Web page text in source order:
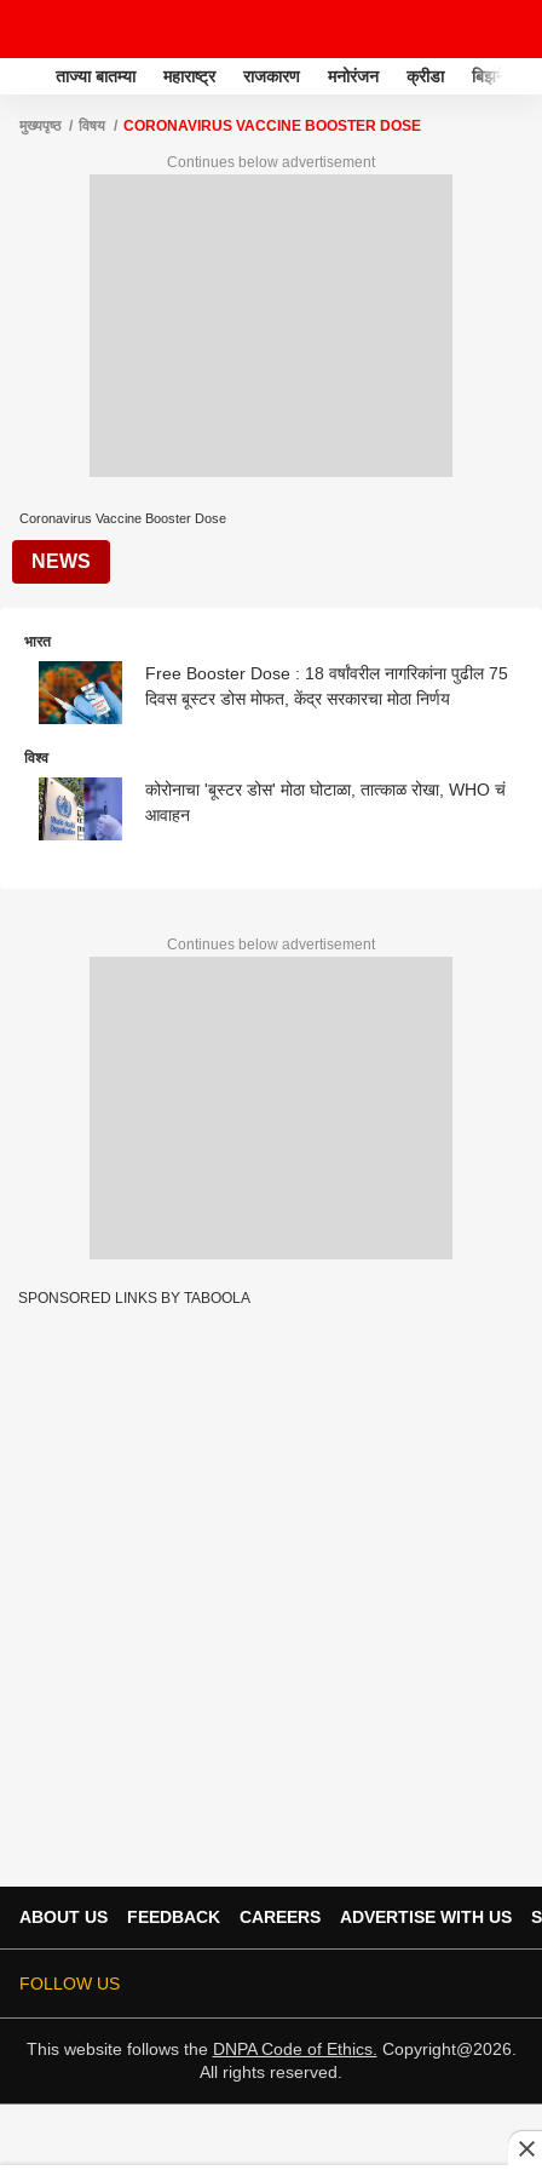
ताज्या बातम्या महाराष्ट्र राजकारण मनोरंजन क्रीडा बिझनेस
मुख्यपृष्ठ विषय CORONAVIRUS VACCINE BOOSTER DOSE
Continues below advertisement
Coronavirus Vaccine Booster Dose
NEWS
भारत
Free Booster Dose : 18 वर्षांवरील नागरिकांना पुढील 75
दिवस बूस्टर डोस मोफत, केंद्र सरकारचा मोठा निर्णय
विश्व
कोरोनाचा 'बूस्टर डोस' मोठा घोटाळा, तात्काळ रोखा, WHO चं
आवाहन
Continues below advertisement
SPONSORED LINKS BY TABOOLA
ABOUT US FEEDBACK CAREERS ADVERTISE WITH US
FOLLOW US
This website follows the DNPA Code of Ethics. Copyright@2026.
All rights reserved.